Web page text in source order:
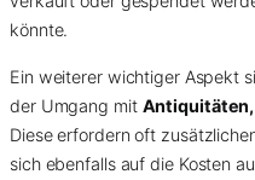
könnte.
Ein weiterer wichtiger Aspekt
der Umgang mit
Diese erfordern oft
sich ebenfalls auf die Kosten